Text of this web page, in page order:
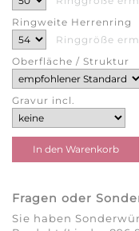
Ringweite Herrenring
Ringgröße
Oberfläche / Struktur
Gravur incl.
Fragen oder
Sie haben